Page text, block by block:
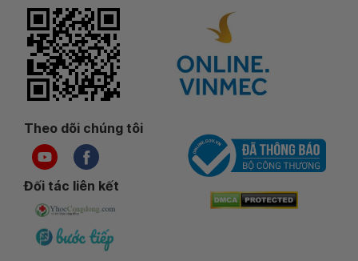
Theo dõi chúng tôi
Đối tác liên kết